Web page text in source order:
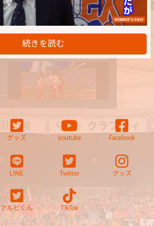
MEMBER'S ONLY
続きを読む
グッズ youtube Facebook
LINE Twitter グッズ
アルビくん TikTok